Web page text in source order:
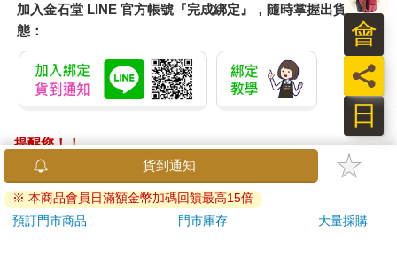
加入金石堂 LINE 官方帳號『完成綁定』，隨時掌握出貨動
態：
提醒您！！
金石堂及銀行均不會請您操作ATM! 如接獲電話要求您前往
ATM提款機，請不要聽從指示，以免受騙上當！
退換貨須知：
貨到通知
※ 本商品會員日滿額金幣加碼回饋最高15倍
預訂門市商品
門市庫存 大量採購
日
員
會